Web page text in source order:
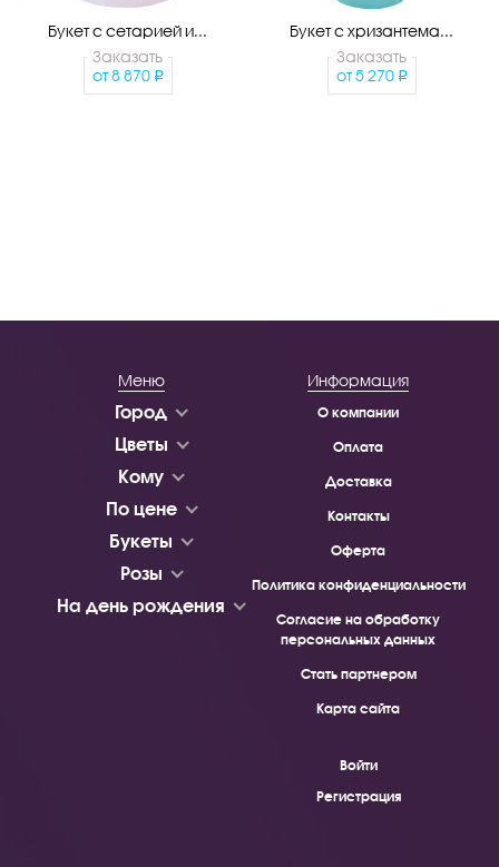
Букет с сетарией и...
Заказать
от 8 870
Букет с хризантема...
Заказать
от 5 270
Меню
Город
Цветы
Кому
По цене
Букеты
Розы
На день рождения
Информация
О компании
Оплата
Доставка
Контакты
Оферта
Политика конфиденциальности
Согласие на обработку
персональных данных
Стать партнером
Карта сайта
Войти
Регистрация